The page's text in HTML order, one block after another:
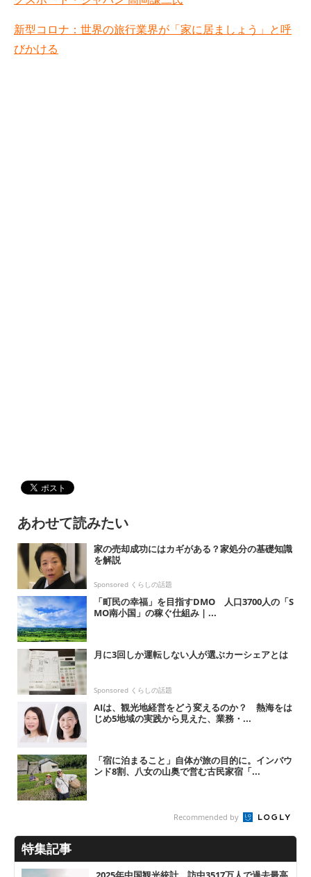
新型コロナ：世界の旅行業界が「家に居ましょう」と呼
びかける
あわせて読みたい
家の売却成功にはカギがある？家処分の基礎知識
を解説
Sponsored くらしの話題
「町民の幸福」を目指すDMO 人口3700人の「S
MO南小国」の稼ぐ仕組み | ...
月に3回しか運転しない人が選ぶカーシェアとは
Sponsored くらしの話題
AIは、観光地経営をどう変えるのか？ 熱海をは
じめ5地域の実践から見えた、業務・...
「宿に泊まること」自体が旅の目的に。インバウ
ンド8割、八女の山奥で営む古民家宿「...
Recommended by
特集記事